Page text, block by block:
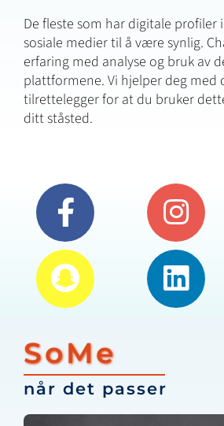
De fleste som har digitale profiler
sosiale medier til å være synlig.
erfaring med analyse og bruk av
plattformene. Vi hjelper deg med
tilrettelegger for at du bruker
ditt ståsted.
SoMe
når det passer